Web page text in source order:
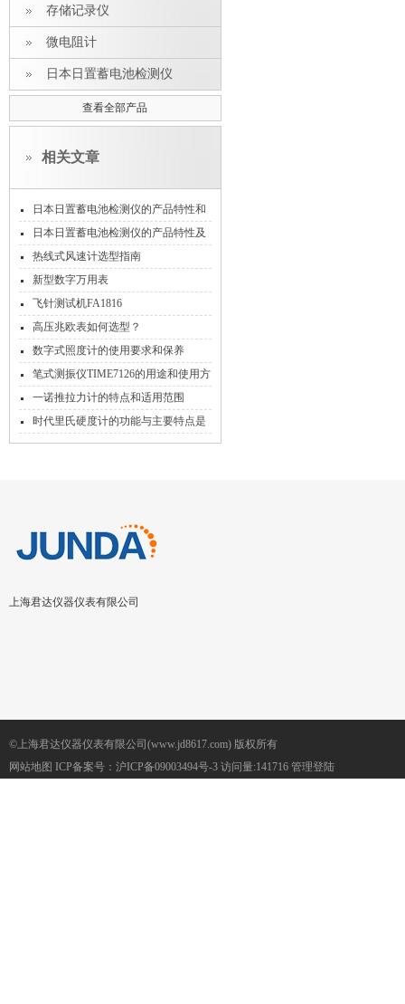
存储记录仪
微电阻计
日本日置蓄电池检测仪
查看全部产品
相关文章
日本日置蓄电池检测仪的产品特性和
日常维护事项
日本日置蓄电池检测仪的产品特性及
所采用的技术
热线式风速计选型指南
新型数字万用表
飞针测试机FA1816
高压兆欧表如何选型？
数字式照度计的使用要求和保养
笔式测振仪TIME7126的用途和使用方
法
一诺推拉力计的特点和适用范围
时代里氏硬度计的功能与主要特点是
怎样的
上海君达仪器仪表有限公司
©上海君达仪器仪表有限公司(www.jd8617.com) 版权所有
网站地图 ICP备案号： 沪ICP备09003494号-3 访问量:141716 管理登陆